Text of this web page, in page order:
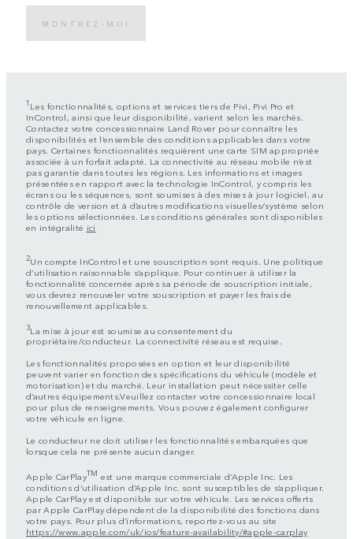
MONTREZ-MOI
1 Les fonctionnalités, options et services tiers de Pivi, Pivi Pro et
InControl, ainsi que leur disponibilité, varient selon les marchés.
Contactez votre concessionnaire Land Rover pour connaître les
disponibilités et l’ensemble des conditions applicables dans votre
pays. Certaines fonctionnalités requièrent une carte SIM appropriée
associée à un forfait adapté. La connectivité au réseau mobile n’est
pas garantie dans toutes les régions. Les informations et images
présentées en rapport avec la technologie InControl, y compris les
écrans ou les séquences, sont soumises à des mises à jour logiciel, au
contrôle de version et à d’autres modifications visuelles/système selon
les options sélectionnées. Les conditions générales sont disponibles
en intégralité ici
2Un compte InControl et une souscription sont requis. Une politique
d’utilisation raisonnable s’applique. Pour continuer à utiliser la
fonctionnalité concernée après sa période de souscription initiale,
vous devrez renouveler votre souscription et payer les frais de
renouvellement applicables.
3La mise à jour est soumise au consentement du
propriétaire/conducteur. La connectivité réseau est requise.
Les fonctionnalités proposées en option et leur disponibilité
peuvent varier en fonction des spécifications du véhicule (modèle et
motorisation) et du marché. Leur installation peut nécessiter celle
d’autres équipements.Veuillez contacter votre concessionnaire local
pour plus de renseignements. Vous pouvez également configurer
votre véhicule en ligne.
Le conducteur ne doit utiliser les fonctionnalités embarquées que
lorsque cela ne présente aucun danger.
Apple CarPlayTM est une marque commerciale d’Apple Inc. Les
conditions d’utilisation d’Apple Inc. sont susceptibles de s’appliquer.
Apple CarPlay est disponible sur votre véhicule. Les services offerts
par Apple CarPlay dépendent de la disponibilité des fonctions dans
votre pays. Pour plus d’informations, reportez-vous au site
https://www.apple.com/uk/ios/feature-availability/#apple-carplay